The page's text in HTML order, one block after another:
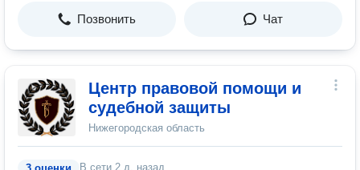
Позвонить Чат
Центр правовой помощи и
судебной защиты
Нижегородская область
В сети 2 д. назад